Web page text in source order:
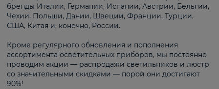
бренды Италии, Германии, Испании, Австрии, Бельгии,
Чехии, Польши, Дании, Швеции, Франции, Турции,
США, Китая и, конечно, России.
Кроме регулярного обновления и пополнения
ассортимента осветительных приборов, мы постоянно
проводим акции — распродажи светильников и люстр
со значительными скидками — порой они достигают
90%!